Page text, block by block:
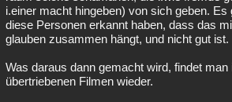
i.einer macht hingeben) von sich geben. Es
diese Personen erkannt haben, dass das
glauben zusammen hängt, und nicht gut ist.
Was daraus dann gemacht wird, findet man
übertriebenen Filmen wieder.